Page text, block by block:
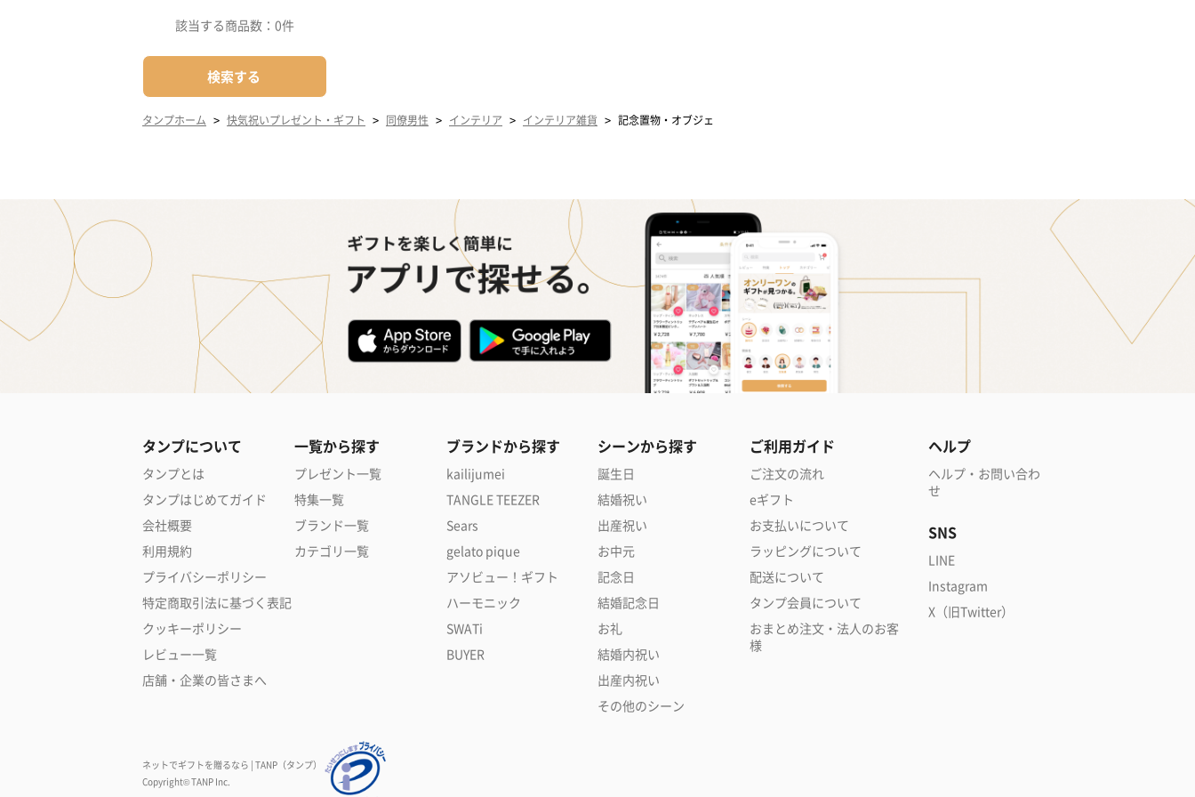
該当する商品数： 0件
検索する
タンプホーム > 快気祝いプレゼント・ギフト > 同僚男性 > インテリア > インテリア雑貨 > 記念置物・オブジェ
タンプについて
タンプとは
タンプはじめてガイド
会社概要
利用規約
プライバシーポリシー
特定商取引法に基づく表記
クッキーポリシー
レビュー一覧
店舗・企業の皆さまへ
一覧から探す
プレゼント一覧
特集一覧
ブランド一覧
カテゴリ一覧
ブランドから探す
kailijumei
TANGLE TEEZER
Sears
gelato pique
アソビュー！ギフト
ハーモニック
SWATi
BUYER
シーンから探す
誕生日
結婚祝い
出産祝い
お中元
記念日
結婚記念日
お礼
結婚内祝い
出産内祝い
その他のシーン
ご利用ガイド
ご注文の流れ
eギフト
お支払いについて
ラッピングについて
配送について
タンプ会員について
おまとめ注文・法人のお客
様
ヘルプ
ヘルプ・お問い合わ
せ
SNS
LINE
Instagram
X（旧Twitter）
ネットでギフトを贈るなら | TANP（タンプ）
Copyright© TANP Inc.